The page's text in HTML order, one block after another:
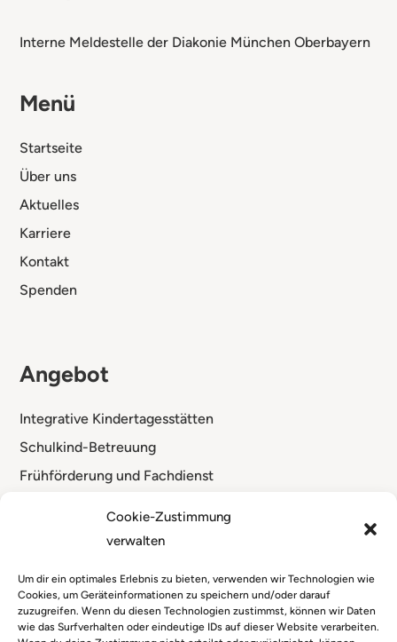
Cookie-Zustimmung
verwalten
Um dir ein optimales Erlebnis zu bieten, verwenden wir Technologien wie
Cookies, um Geräteinformationen zu speichern und/oder darauf
zuzugreifen. Wenn du diesen Technologien zustimmst, können wir Daten
wie das Surfverhalten oder eindeutige IDs auf dieser Website verarbeiten.
Interne Meldestelle der Diakonie München Oberbayern
Menü
Startseite
Über uns
Aktuelles
Karriere
Kontakt
Spenden
Angebot
Integrative Kindertagesstätten
Schulkind-Betreuung
Frühförderung und Fachdienst